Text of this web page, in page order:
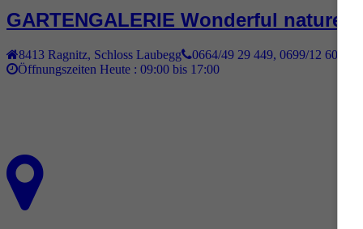
GARTENGALERIE Wonderful nature
8413 Ragnitz Schloss Laubegg
0664/49 29 449, 0699/12 600 445
Öffnungszeiten Heute : 09:00 bis 17:00